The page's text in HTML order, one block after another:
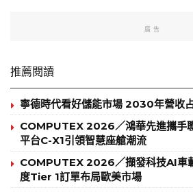
廣告
推薦閱讀
寧德時代看好儲能市場 2030年營收
COMPUTEX 2026／鴻華先進攜手
平台C-X1引領智慧座艙潮流
COMPUTEX 2026／擷發科技AI車
度Tier 1訂單布局歐美市場